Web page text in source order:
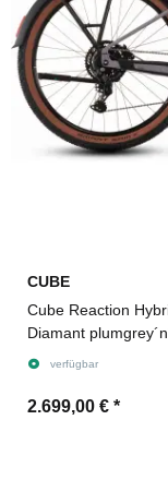
CUBE
Cube Reaction
Diamant
verfügbar
2.699,00 € *